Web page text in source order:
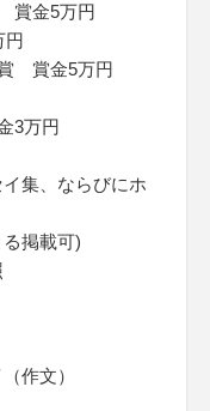
賞金5万円
円
賞金5万円
3万円
集、ならびにホ
掲載可)
作文）